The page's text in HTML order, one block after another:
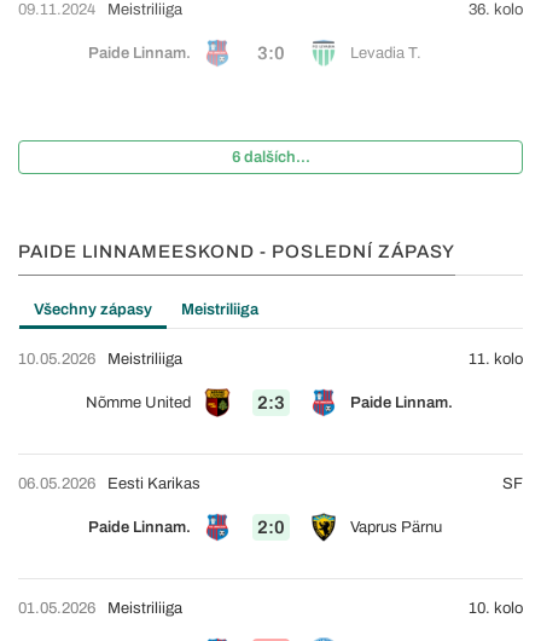
09.11.2024
Paide Linnam. 3:0 Levadia T.
Meistriliiga 36. kolo
6 dalších...
PAIDE LINNAMEESKOND - POSLEDNÍ ZÁPASY
Všechny zápasy Meistriliiga
10.05.2026
Nõmme United 2:3 Paide Linnam.
Meistriliiga 11. kolo
06.05.2026
Paide Linnam. 2:0 Vaprus Pärnu
Eesti Karikas SF
01.05.2026 Meistriliiga 10. kolo